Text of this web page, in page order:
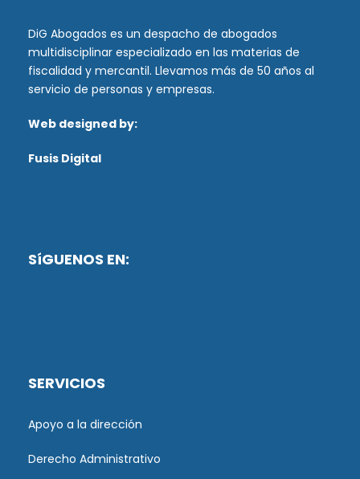
DiG Abogados es un despacho de abogados
multidisciplinar especializado en las materias de
fiscalidad y mercantil. Llevamos más de 50 años al
servicio de personas y empresas.
Web designed by:
Fusis Digital
SíGUENOS EN:
SERVICIOS
Apoyo a la dirección
Derecho Administrativo